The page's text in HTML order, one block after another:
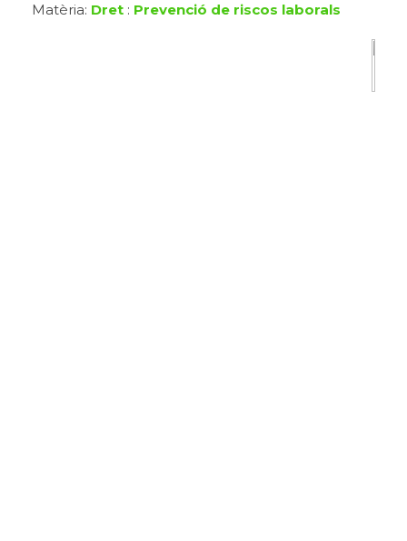
Matèria: Dret : Prevenció de riscos laborals